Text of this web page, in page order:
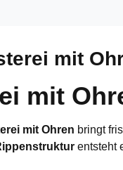
mit
mit
mit Ohren bringt
entsteht